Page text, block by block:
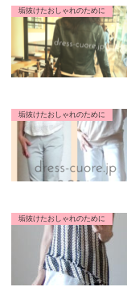
垢抜けたおしゃれのために
垢抜けたおしゃれのために
垢抜けたおしゃれのために